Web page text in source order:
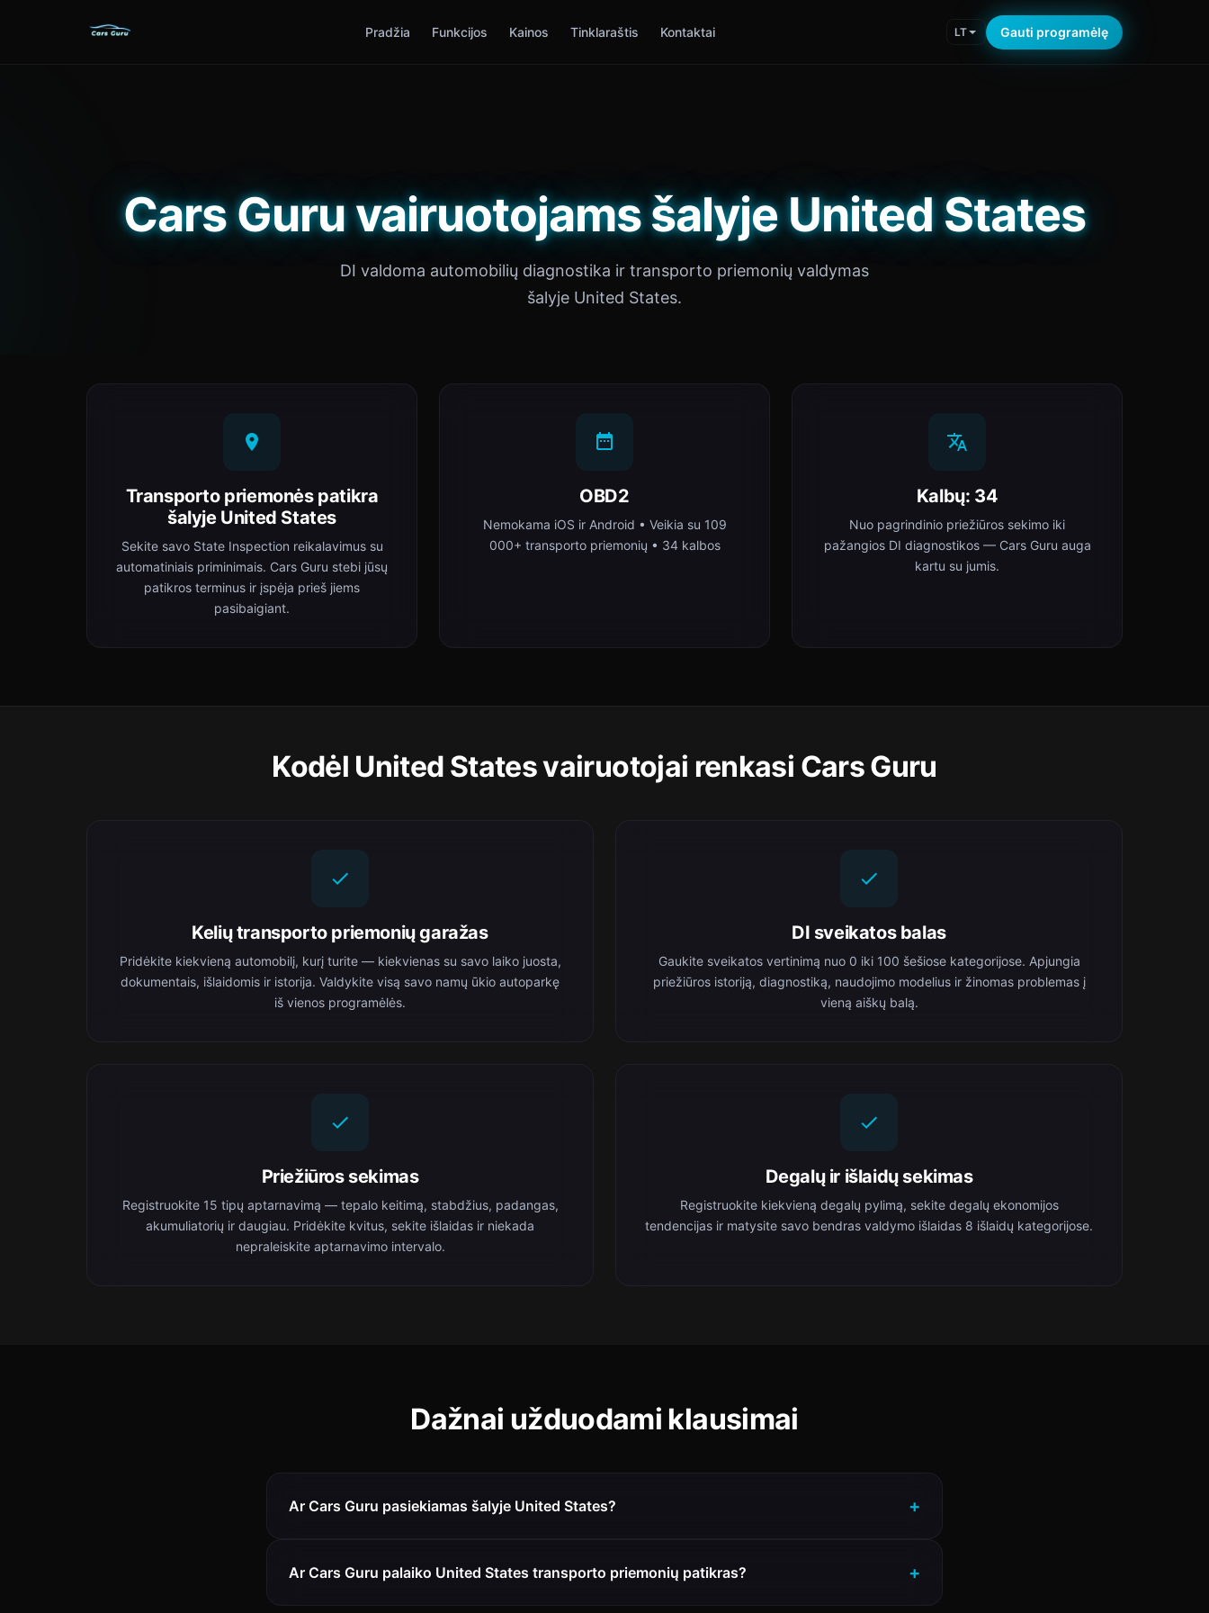
Pradžia Funkcijos Kainos Tinklaraštis Kontaktai LT Gauti programėlę
Cars Guru vairuotojams šalyje United States
DI valdoma automobilių diagnostika ir transporto priemonių valdymas
šalyje United States.
Transporto priemonės patikra
šalyje United States
Sekite savo State Inspection reikalavimus su
automatiniais priminimais. Cars Guru stebi jūsų
patikros terminus ir įspėja prieš jiems
pasibaigiant.
OBD2
Nemokama iOS ir Android • Veikia su 109
000+ transporto priemonių • 34 kalbos
Kalbų: 34
Nuo pagrindinio priežiūros sekimo iki
pažangios DI diagnostikos — Cars Guru auga
kartu su jumis.
Kodėl United States vairuotojai renkasi Cars Guru
Kelių transporto priemonių garažas
Pridėkite kiekvieną automobilį, kurį turite — kiekvienas su savo laiko juosta,
dokumentais, išlaidomis ir istorija. Valdykite visą savo namų ūkio autoparkę
iš vienos programėlės.
DI sveikatos balas
Gaukite sveikatos vertinimą nuo 0 iki 100 šešiose kategorijose. Apjungia
priežiūros istoriją, diagnostiką, naudojimo modelius ir žinomas problemas į
vieną aiškų balą.
Priežiūros sekimas
Registruokite 15 tipų aptarnavimą — tepalo keitimą, stabdžius, padangas,
akumuliatorių ir daugiau. Pridėkite kvitus, sekite išlaidas ir niekada
nepraleiskite aptarnavimo intervalo.
Degalų ir išlaidų sekimas
Registruokite kiekvieną degalų pylimą, sekite degalų ekonomijos
tendencijas ir matysite savo bendras valdymo išlaidas 8 išlaidų kategorijose.
Dažnai užduodami klausimai
Ar Cars Guru pasiekiamas šalyje United States?
Ar Cars Guru palaiko United States transporto priemonių patikras?